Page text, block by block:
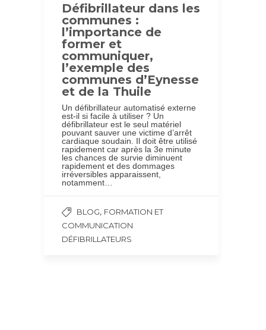
Défibrillateur dans les
communes :
l’importance de
former et
communiquer,
l’exemple des
communes d’Eynesse
et de la Thuile
Un défibrillateur automatisé externe
est-il si facile à utiliser ? Un
défibrillateur est le seul matériel
pouvant sauver une victime d’arrêt
cardiaque soudain. Il doit être utilisé
rapidement car après la 3e minute
les chances de survie diminuent
rapidement et des dommages
irréversibles apparaissent,
notamment…
BLOG, FORMATION ET
COMMUNICATION
DÉFIBRILLATEURS